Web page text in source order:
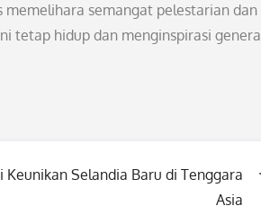
semangat pelestarian dan
tetap hidup dan menginspirasi
Keunikan Selandia Baru di Tenggara
Asia